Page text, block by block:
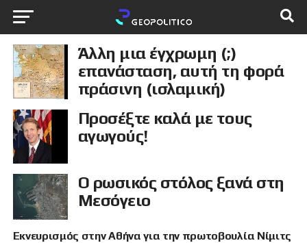
Άλλη μια έγχρωμη (;)
επανάσταση, αυτή τη φορά
πράσινη (ισλαμική)
Προσέξτε καλά με τους
αγωγούς!
Ο ρωσικός στόλος ξανά στη
Μεσόγειο
Εκνευρισμός στην Αθήνα για την πρωτοβουλία Νίμιτς